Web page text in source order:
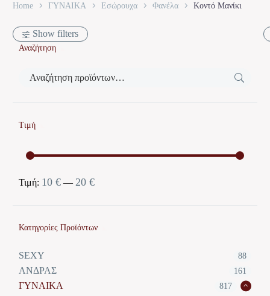
Home ΓΥΝΑΙΚΑ Εσώρουχα Φανέλα Κοντό Μανίκι
Show filters
Αναζήτηση
Τιμή
Ελάχιστη
Μέγιστη
Τιμή: 10 € — 20 €
Κατηγορίες Προϊόντων
SEXY 88
ΑΝΔΡΑΣ 161
ΓΥΝΑΙΚΑ 817